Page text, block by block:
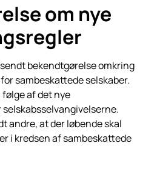
om nye
bekendtgørelse omkring
sambeskattede selskaber.
af det nye
andre, at der løbende skal
i kredsen af sambeskattede